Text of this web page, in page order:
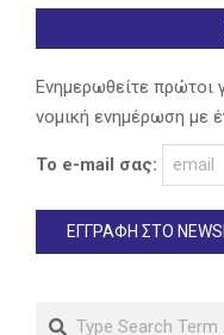
Ενημερωθείτε πρώτοι
νομική ενημέρωση με
Το e-mail σας:
Search